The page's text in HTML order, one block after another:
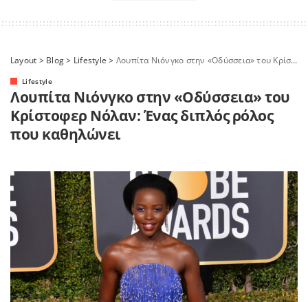
Layout > Blog> Lifestyle > Λουπίτα Νιόνγκο στην «Οδύσσεια» του Κρίστοφερ Νόλαν: Ένας διπλός ρόλος που καθηλώνει
Lifestyle
Λουπίτα Νιόνγκο στην «Οδύσσεια» του
Κρίστοφερ Νόλαν: Ένας διπλός ρόλος
που καθηλώνει